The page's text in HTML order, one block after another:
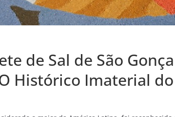
de Sal de São
Histórico Imaterial